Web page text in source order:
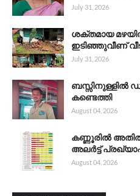
July 31, 2026
ശക്തമായ
ഇടിഞ്ഞുവീണ്
July 31, 2026
ബസ്സിനുള്ളിൽ
കണ്ടെത്തി
August 04, 2026
കണ്ണൂരിൽ
അലർട്ട്
August 04, 2026